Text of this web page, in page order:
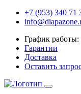
+7 (953) 340 71
График работы:
Гарантии
Доставка
Оставить